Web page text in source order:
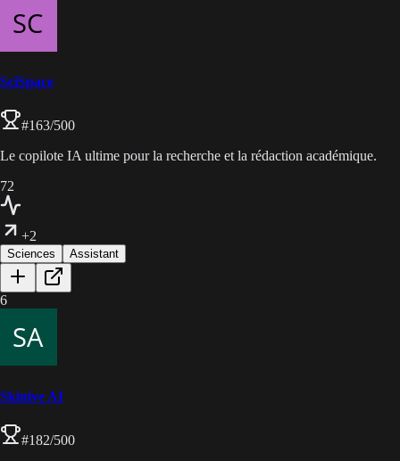
SciSpace
#163/500
Le copilote IA ultime pour la recherche et la rédaction académique.
72
+2
Sciences Assistant
6
Skinive AI
#182/500